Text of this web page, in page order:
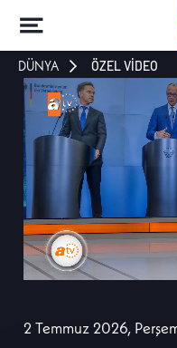
DÜNYA ÖZEL VİDEO
2 Temmuz 2026,